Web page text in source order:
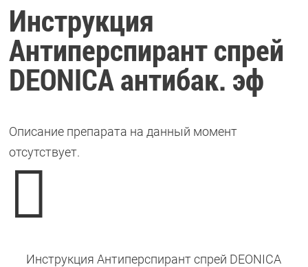
Инструкция
Антиперспирант спрей
DEONICA антибак. эф
Описание препарата на данный момент
отсутствует.

Инструкция Антиперспирант спрей DEONICA